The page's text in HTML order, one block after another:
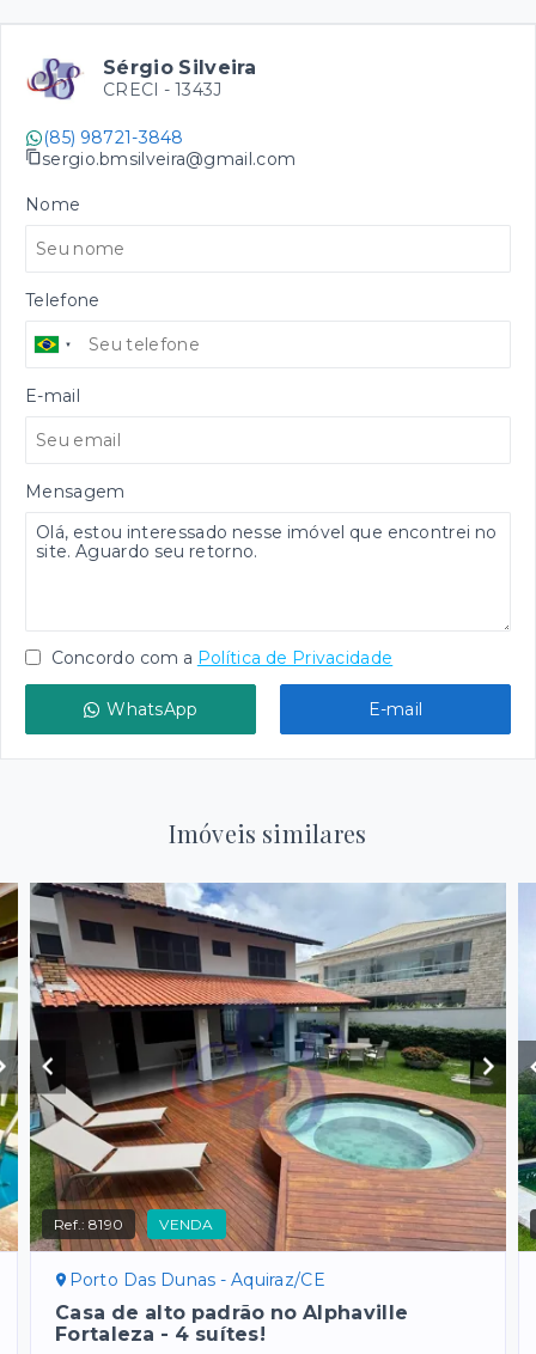
Sérgio Silveira
CRECI - 1343J
(85) 98721-3848
sergio.bmsilveira@gmail.com
Nome
Telefone
E-mail
Mensagem
Concordo com a Política de Privacidade
WhatsApp E-mail
Imóveis similares
Ref.:8190 VENDA
Porto Das Dunas - Aquiraz/CE
Casa de alto padrão no Alphaville
Fortaleza - 4 suítes!